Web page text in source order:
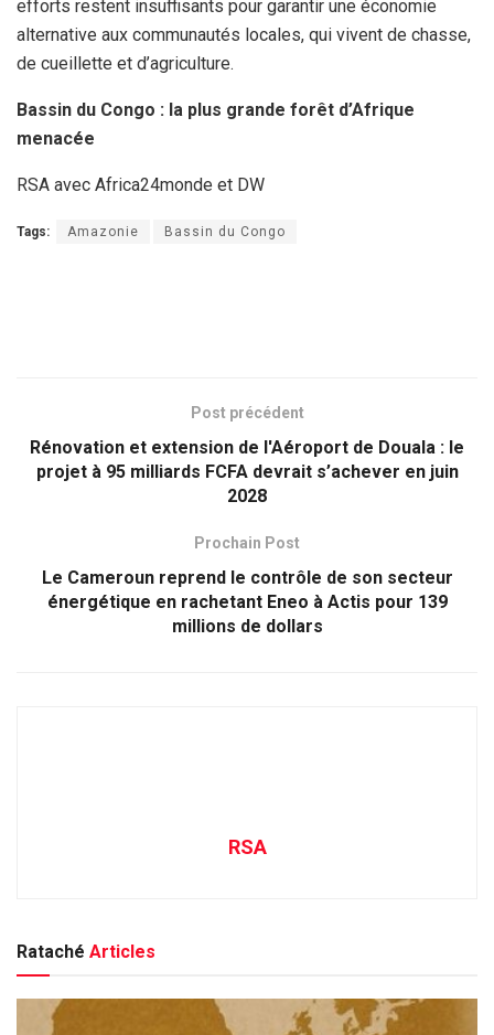
efforts restent insuffisants pour garantir une économie
alternative aux communautés locales, qui vivent de chasse,
de cueillette et d’agriculture.
Bassin du Congo : la plus grande forêt d’Afrique
menacée
RSA avec Africa24monde et DW
Tags: Amazonie Bassin du Congo
Post précédent
Rénovation et extension de l'Aéroport de Douala : le
projet à 95 milliards FCFA devrait s’achever en juin
2028
Prochain Post
Le Cameroun reprend le contrôle de son secteur
énergétique en rachetant Eneo à Actis pour 139
millions de dollars
RSA
Rataché Articles